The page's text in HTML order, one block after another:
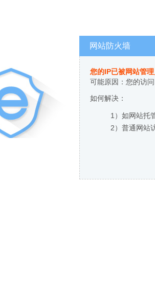
网站防火墙
您的IP已被网站管
可能原因：您的访
如何解决：
1）如网站托
2）普通网站